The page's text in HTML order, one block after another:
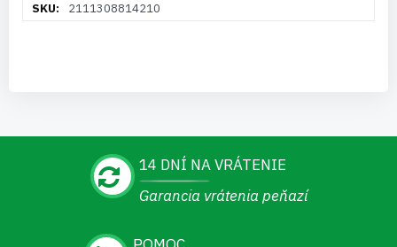
informácií2111308814210
14 DNÍ NA VRÁTENIE
Garancia vrátenia peňazí